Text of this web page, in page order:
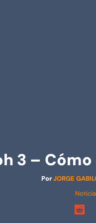
3 –
PorJORGE